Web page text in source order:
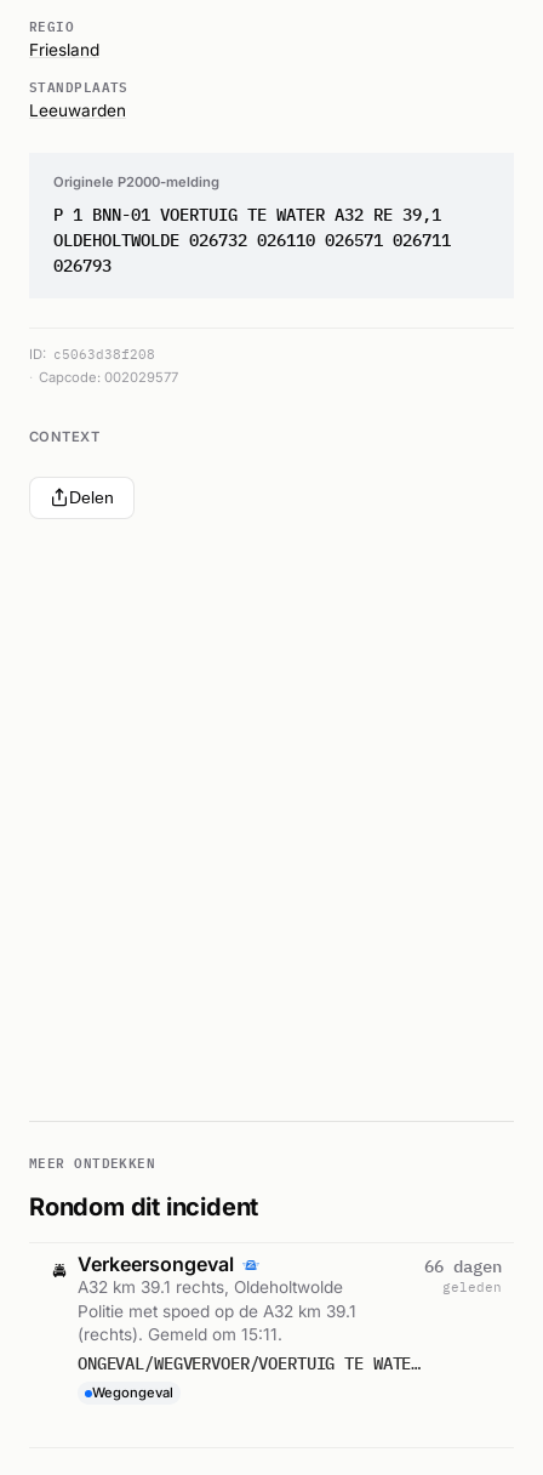
REGIO
Friesland
STANDPLAATS
Leeuwarden
Originele P2000-melding
P 1 BNN-01 VOERTUIG TE WATER A32 RE 39,1
OLDEHOLTWOLDE 026732 026110 026571 026711
026793
ID: c5063d38f208
Capcode: 002029577
CONTEXT
Delen
MEER ONTDEKKEN
Rondom dit incident
🚔 Verkeersongeval
A32 km 39.1 rechts, Oldeholtwolde
Politie met spoed op de A32 km 39.1
(rechts). Gemeld om 15:11.
ONGEVAL/WEGVERVOER/VOERTUIG TE WATER PRIO 1 OLDEHOLTWOLDE A32 RE 39,1
Wegongeval
66 dagen
geleden